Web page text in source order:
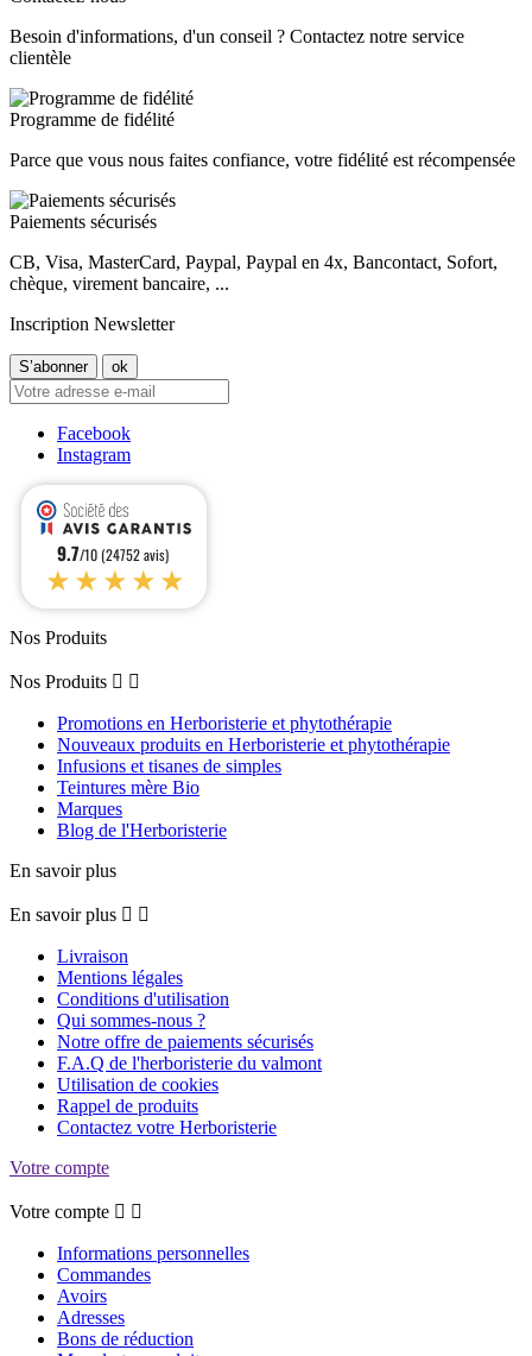
Besoin d'informations, d'un conseil ? Contactez notre service
clientèle
Programme de fidélité
Parce que vous nous faites confiance, votre fidélité est récompensée
Paiements sécurisés
CB, Visa, MasterCard, Paypal, Paypal en 4x, Bancontact, Sofort,
chèque, virement bancaire, ...
Inscription Newsletter
Facebook
Instagram
9.7/10 (24752 avis)
★★★★★
Nos Produits
Nos Produits  
Promotions en Herboristerie et phytothérapie
Nouveaux produits en Herboristerie et phytothérapie
Infusions et tisanes de simples
Teintures mère Bio
Marques
Blog de l'Herboristerie
En savoir plus
En savoir plus  
Livraison
Mentions légales
Conditions d'utilisation
Qui sommes-nous ?
Notre offre de paiements sécurisés
F.A.Q de l'herboristerie du valmont
Utilisation de cookies
Rappel de produits
Contactez votre Herboristerie
Votre compte
Votre compte  
Informations personnelles
Commandes
Avoirs
Adresses
Bons de réduction